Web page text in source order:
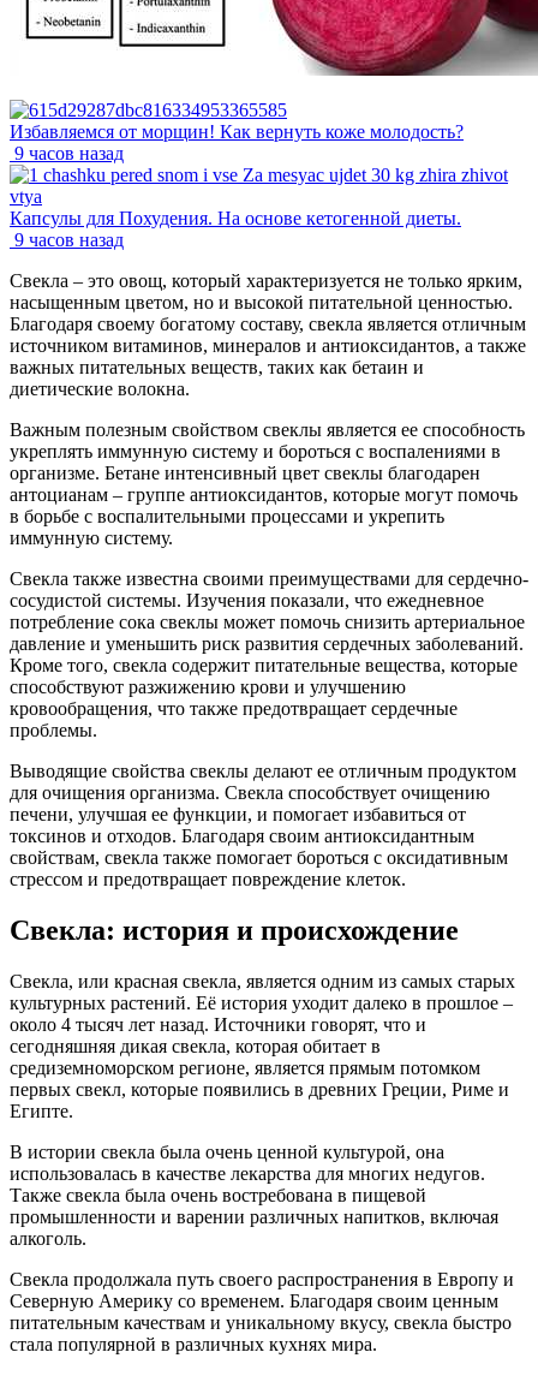
Избавляемся от морщин! Как вернуть коже молодость?
9 часов назад
Капсулы для Похудения. На основе кетогенной диеты.
9 часов назад
Свекла – это овощ, который характеризуется не только ярким,
насыщенным цветом, но и высокой питательной ценностью.
Благодаря своему богатому составу, свекла является отличным
источником витаминов, минералов и антиоксидантов, а также
важных питательных веществ, таких как бетаин и
диетические волокна.
Важным полезным свойством свеклы является ее способность
укреплять иммунную систему и бороться с воспалениями в
организме. Бетане интенсивный цвет свеклы благодарен
антоцианам – группе антиоксидантов, которые могут помочь
в борьбе с воспалительными процессами и укрепить
иммунную систему.
Свекла также известна своими преимуществами для сердечно-
сосудистой системы. Изучения показали, что ежедневное
потребление сока свеклы может помочь снизить артериальное
давление и уменьшить риск развития сердечных заболеваний.
Кроме того, свекла содержит питательные вещества, которые
способствуют разжижению крови и улучшению
кровообращения, что также предотвращает сердечные
проблемы.
Выводящие свойства свеклы делают ее отличным продуктом
для очищения организма. Свекла способствует очищению
печени, улучшая ее функции, и помогает избавиться от
токсинов и отходов. Благодаря своим антиоксидантным
свойствам, свекла также помогает бороться с оксидативным
стрессом и предотвращает повреждение клеток.
Свекла: история и происхождение
Свекла, или красная свекла, является одним из самых старых
культурных растений. Её история уходит далеко в прошлое –
около 4 тысяч лет назад. Источники говорят, что и
сегодняшняя дикая свекла, которая обитает в
средиземноморском регионе, является прямым потомком
первых свекл, которые появились в древних Греции, Риме и
Египте.
В истории свекла была очень ценной культурой, она
использовалась в качестве лекарства для многих недугов.
Также свекла была очень востребована в пищевой
промышленности и варении различных напитков, включая
алкоголь.
Свекла продолжала путь своего распространения в Европу и
Северную Америку со временем. Благодаря своим ценным
питательным качествам и уникальному вкусу, свекла быстро
стала популярной в различных кухнях мира.